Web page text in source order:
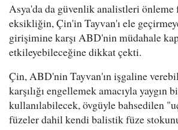
Asya'da da güvenlik analistleri
eksikliğin, Çin'in Tayvan'ı ele
girişimine karşı ABD'nin müdahale
etkileyebileceğine dikkat çekti.
Çin, ABD'nin Tayvan'ın işgaline
karşılığı engellemek amacıyla yaygın
kullanılabilecek, övgüyle bahsedilen
füzeler dahil kendi balistik füze